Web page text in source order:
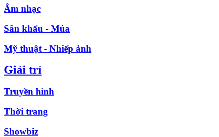
Âm nhạc
Sân khấu - Múa
Mỹ thuật - Nhiếp ảnh
Giải trí
Truyền hình
Thời trang
Showbiz